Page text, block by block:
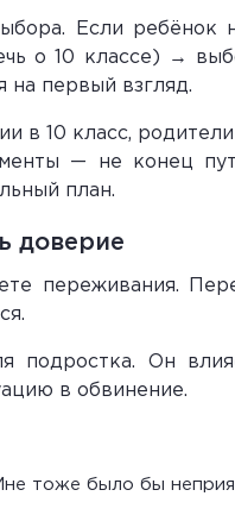
Если ребёнок
о 10 классе) →
на первый взгляд.
в 10 класс,
— не конец
план.
доверие
переживания.
подростка. Он
в обвинение.
тоже было бы